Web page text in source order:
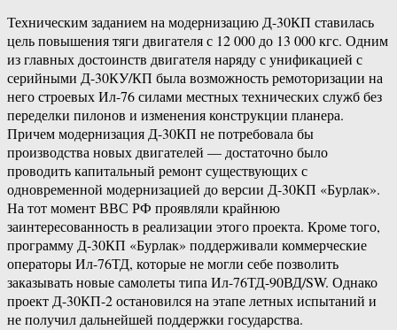
Техническим заданием на модернизацию Д-30КП ставилась
цель повышения тяги двигателя с 12 000 до 13 000 кгс. Одним
из главных достоинств двигателя наряду с унификацией с
серийными Д-30КУ/КП была возможность ремоторизации на
него строевых Ил-76 силами местных технических служб без
переделки пилонов и изменения конструкции планера.
Причем модернизация Д-30КП не потребовала бы
производства новых двигателей — достаточно было
проводить капитальный ремонт существующих с
одновременной модернизацией до версии Д-30КП «Бурлак».
На тот момент ВВС РФ проявляли крайнюю
заинтересованность в реализации этого проекта. Кроме того,
программу Д-30КП «Бурлак» поддерживали коммерческие
операторы Ил-76ТД, которые не могли себе позволить
заказывать новые самолеты типа Ил-76ТД-90ВД/SW. Однако
проект Д-30КП-2 остановился на этапе летных испытаний и
не получил дальнейшей поддержки государства.